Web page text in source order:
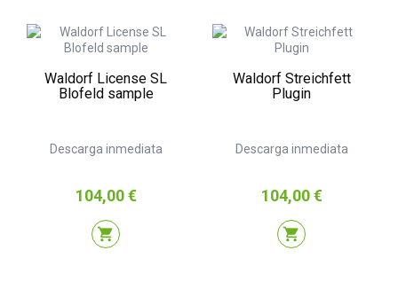
Waldorf License SL
Blofeld sample
Descarga inmediata
Precio
104,00 €
shopping_cart
Waldorf Streichfett
Plugin
Descarga inmediata
Precio
104,00 €
shopping_cart